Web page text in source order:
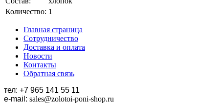
Количество: 1
Главная страница
Сотрудничество
Доставка и оплата
Новости
Контакты
Обратная связь
тел: +7 965 141 55 11
e-mail: sales@zolotoi-poni-shop.ru